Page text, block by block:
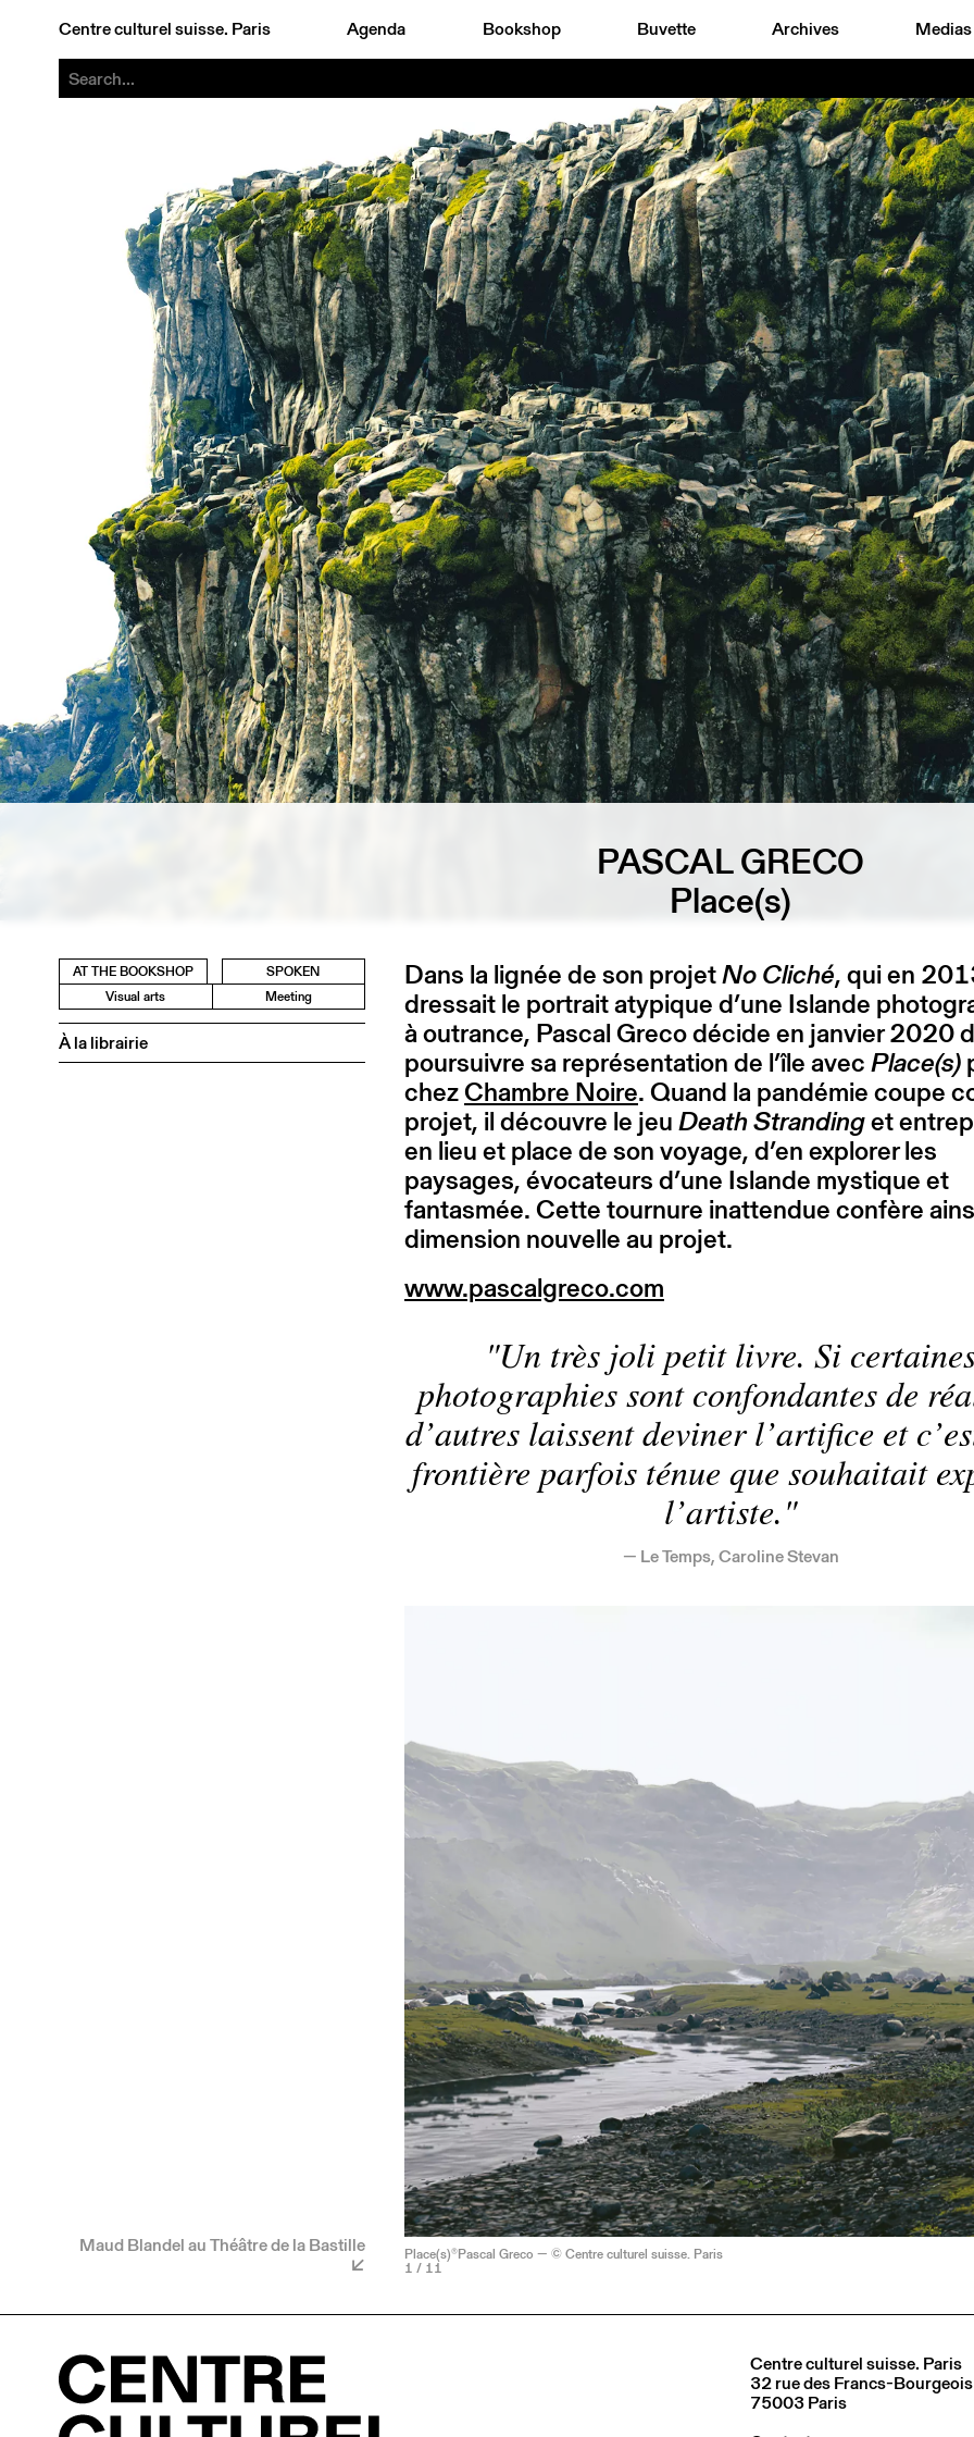
Centre culturel suisse. Paris Agenda Bookshop Buvette Archives Medias
PASCAL GRECO
Place(s)
AT THE BOOKSHOP
SPOKEN
Visual arts
Meeting
À la librairie
Maud Blandel au Théâtre de la Bastille
Dans la lignée de son projetNo Cliché, qui en
dressait le portrait atypique d’une Islande
à outrance, Pascal Greco décide en janvier 2020
poursuivre sa représentation de l’île avecPlace(s)
chezChambre Noire. Quand la pandémie coupe
projet, il découvre le jeuDeath Strandinget
en lieu et place de son voyage, d’en explorer les
paysages, évocateurs d’une Islande mystique et
fantasmée. Cette tournure inattendue confère
dimension nouvelle au projet.
www.pascalgreco.com
Un très joli petit livre. Si
photographies sont confondantes de
d’autres laissent deviner l’artifice et
frontière parfois ténue que souhaitait
l’artiste.
Le Temps, Caroline Stevan
Place(s)®Pascal Greco — © Centre culturel suisse. Paris
1 / 11
Centre culturel suisse. Paris
32 rue des Francs-Bourgeois
75003 Paris